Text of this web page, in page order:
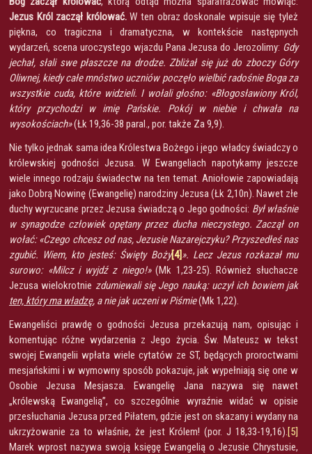
Jezus Król zaczął królować.W ten obraz doskonale wpisuje się tyleż
piękna, co tragiczna i dramatyczna, w kontekście następnych
wydarzeń, scena uroczystego wjazdu Pana Jezusa do Jerozolimy: Gdy
jechał, słali swe płaszcze na drodze. Zbliżał się już do zboczy Góry
Oliwnej, kiedy całe mnóstwo uczniów poczęło wielbić radośnie Boga za
wszystkie cuda, które widzieli. I wołali głośno: «Błogosławiony Król,
który przychodzi w imię Pańskie. Pokój w niebie i chwała na
wysokościach»(Łk 19,36-38 paral., por. także Za 9,9).
Nie tylko jednak sama idea Królestwa Bożego i jego władcy świadczy o
królewskiej godności Jezusa. W Ewangeliach napotykamy jeszcze
wiele innego rodzaju świadectw na ten temat. Aniołowie zapowiadają
jako Dobrą Nowinę (Ewangelię) narodziny Jezusa (Łk 2,10n). Nawet złe
duchy wyrzucane przez Jezusa świadczą o Jego godności: Był właśnie
w synagodze człowiek opętany przez ducha nieczystego. Zaczął on
wołać: «Czego chcesz od nas, Jezusie Nazarejczyku? Przyszedłeś nas
zgubić. Wiem, kto jesteś: Święty Boży[4]». Lecz Jezus rozkazał mu
surowo: «Milcz i wyjdź z niego!» (Mk 1,23-25). Również słuchacze
Jezusa wielokrotnie zdumiewali się Jego nauką: uczył ich bowiem jak
ten, który ma władzę, a nie jak uczeni w Piśmie(Mk 1,22).
Ewangeliści prawdę o godności Jezusa przekazują nam, opisując i
komentując różne wydarzenia z Jego życia. Św. Mateusz w tekst
swojej Ewangelii wpłata wiele cytatów ze ST, będących proroctwami
mesjańskimi i w wymowny sposób pokazuje, jak wypełniają się one w
Osobie Jezusa Mesjasza. Ewangelię Jana nazywa się nawet
„królewską Ewangelią”, co szczególnie wyraźnie widać w opisie
przesłuchania Jezusa przed Piłatem, gdzie jest on skazany i wydany na
ukrzyżowanie za to właśnie, że jest Królem! (por. J 18,33-19,16).[5]
Marek wprost nazywa swoją księgę Ewangelią o Jezusie Chrystusie,